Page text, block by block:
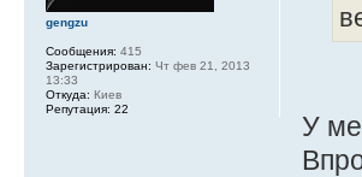
У
gengzu
Сообщения: 415
Зарегистрирован: Чт фев 21, 2013
13:33
Откуда: Киев
Репутация: 22